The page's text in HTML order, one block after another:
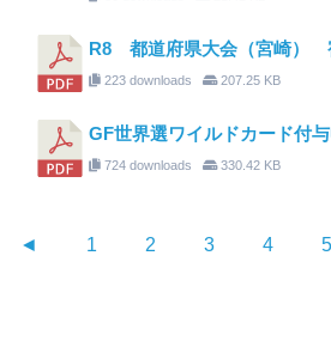
R8 都道府県大会（宮崎）
223 downloads 207.25 KB
GF世界選ワイルドカード付
724 downloads 330.42 KB
◄ 1 2 3 4 5